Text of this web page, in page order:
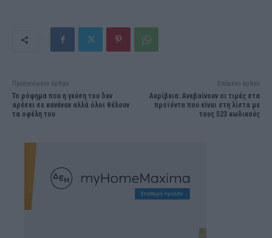
Προηγούμενο άρθρο
Το ρόφημα που η γεύση του δεν
αρέσει σε κανέναν αλλά όλοι θέλουν
τα οφέλη του
Επόμενο άρθρο
Ακρίβεια: Ανεβαίνουν οι τιμές στα
προϊόντα που είναι στη λίστα με
τους 523 κωδικούς